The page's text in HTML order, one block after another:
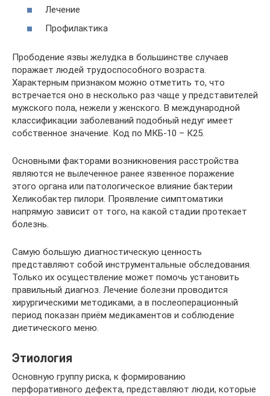
Лечение
Профилактика
Прободение язвы желудка в большинстве случаев
поражает людей трудоспособного возраста.
Характерным признаком можно отметить то, что
встречается оно в несколько раз чаще у представителей
мужского пола, нежели у женского. В международной
классификации заболеваний подобный недуг имеет
собственное значение. Код по МКБ-10 – К25.
Основными факторами возникновения расстройства
являются не вылеченное ранее язвенное поражение
этого органа или патологическое влияние бактерии
Хеликобактер пилори. Проявление симптоматики
напрямую зависит от того, на какой стадии протекает
болезнь.
Самую большую диагностическую ценность
представляют собой инструментальные обследования.
Только их осуществление может помочь установить
правильный диагноз. Лечение болезни проводится
хирургическими методиками, а в послеоперационный
период показан приём медикаментов и соблюдение
диетического меню.
Этиология
Основную группу риска, к формированию
перфоративного дефекта, представляют люди, которые